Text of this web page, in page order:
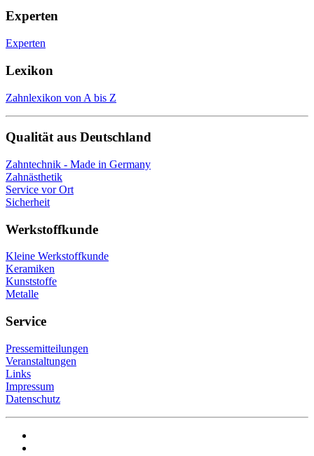
Experten
Experten
Lexikon
Zahnlexikon von A bis Z
Qualität aus Deutschland
Zahntechnik - Made in Germany
Zahnästhetik
Service vor Ort
Sicherheit
Werkstoffkunde
Kleine Werkstoffkunde
Keramiken
Kunststoffe
Metalle
Service
Pressemitteilungen
Veranstaltungen
Links
Impressum
Datenschutz